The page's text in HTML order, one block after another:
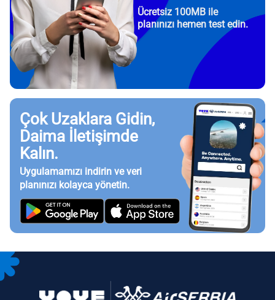
Ücretsiz 100MB ile
planınızı hemen test edin.
Çok Uzaklara Gidin,
Daima İletişimde
Kalın.
Uygulamamızı indirin ve veri
planınızı kolayca yönetin.